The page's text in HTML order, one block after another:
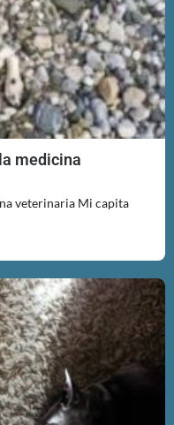
medicina
veterinaria Mi capita